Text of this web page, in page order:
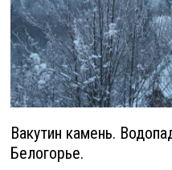
Вакутин камень.
Белогорье.